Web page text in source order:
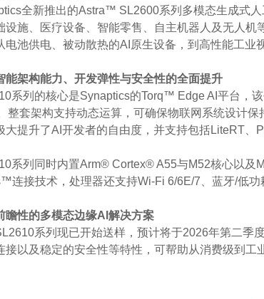
全新推出的Astra™ SL2600系列多模态生成式
设施、医疗设备、智能零售、自主机器人及无人
电池供电、被动散热的AI原生设备，到高性能工业
能架构能力、开发弹性与安全性的全面提升
系列的核心是Synaptics的Torq™ Edge AI平台，
整套架构支持动态运算，可确保物联网系统设计
大提升了AI开发者的自由度，并支持包括LiteRT、
系列同时内置Arm® Cortex® A55与M52核心以及
连接技术，处理器还支持Wi-Fi 6/6E/7、蓝牙/低
瞻性的多模态边缘AI解决方案
系列现已开始送样，预计将于2026年第二季
接以及稳定的安全性等特性，可帮助从消费级到工